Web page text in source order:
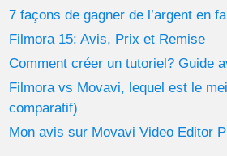
7 façons de gagner de l’argent en
Filmora 15: Avis, Prix et Remise
Comment créer un tutoriel? Guide
Filmora vs Movavi, lequel est le
comparatif)
Mon avis sur Movavi Video Editor